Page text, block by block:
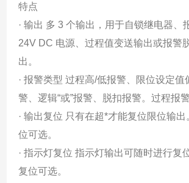
特点
· 输出 多 3 个输出，用于自锁继电器、
24V DC 电源、过程值变送输出或报警
出。
· 报警类型 过程高/低报警、限位设定值
警、逻辑“或”报警、脱扣报警。过程报
· 输出复位 只有在超*才能复位限位输
位可选。
· 指示灯复位 指示灯输出可随时进行复
复位可选。